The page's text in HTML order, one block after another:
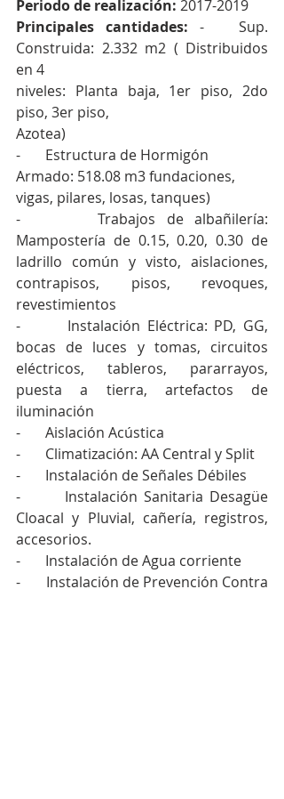
Periodo de realización: 2017-2019
Principales cantidades: -   Sup.
Construida: 2.332 m2 ( Distribuidos
en 4
niveles: Planta baja, 1er piso, 2do
piso, 3er piso,
Azotea)
-       Estructura de Hormigón
Armado: 518.08 m3 fundaciones,
vigas, pilares, losas, tanques)
-       Trabajos de albañilería:
Mampostería de 0.15, 0.20, 0.30 de
ladrillo común y visto, aislaciones,
contrapisos, pisos, revoques,
revestimientos
-       Instalación Eléctrica: PD, GG,
bocas de luces y tomas, circuitos
eléctricos, tableros, pararrayos,
puesta a tierra, artefactos de
iluminación
-       Aislación Acústica
-       Climatización: AA Central y Split
-       Instalación de Señales Débiles
-       Instalación Sanitaria Desagüe
Cloacal y Pluvial, cañería, registros,
accesorios.
-       Instalación de Agua corriente
-       Instalación de Prevención Contra